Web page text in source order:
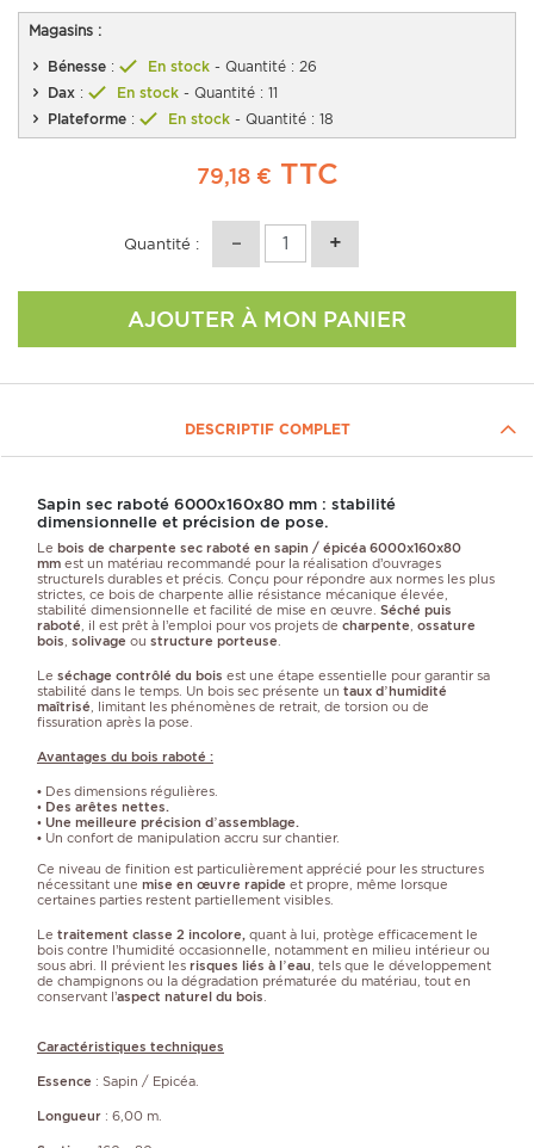
Magasins :
Bénesse : En stock - Quantité : 26
Dax : En stock - Quantité : 11
Plateforme : En stock - Quantité : 18
79,18 € TTC
Quantité :
AJOUTER À MON PANIER
DESCRIPTIF COMPLET
Sapin sec raboté 6000x160x80 mm : stabilité
dimensionnelle et précision de pose.
Le bois de charpente sec raboté en sapin / épicéa 6000x160x80
mm est un matériau recommandé pour la réalisation d’ouvrages
structurels durables et précis. Conçu pour répondre aux normes les plus
strictes, ce bois de charpente allie résistance mécanique élevée,
stabilité dimensionnelle et facilité de mise en œuvre. Séché puis
raboté , il est prêt à l’emploi pour vos projets de charpente ossature
bois solivage ou structure porteuse
Le séchage contrôlé du bois est une étape essentielle pour garantir sa
stabilité dans le temps. Un bois sec présente un taux d’humidité
maîtrisé , limitant les phénomènes de retrait, de torsion ou de
fissuration après la pose.
Avantages du bois raboté :
• Des dimensions régulières.
• Des arêtes nettes.
• Une meilleure précision d’assemblage.
• Un confort de manipulation accru sur chantier.
Ce niveau de finition est particulièrement apprécié pour les structures
nécessitant une mise en œuvre rapide et propre, même lorsque
certaines parties restent partiellement visibles.
Le traitement classe 2 incolore, quant à lui, protège efficacement le
bois contre l’humidité occasionnelle, notamment en milieu intérieur ou
sous abri. Il prévient les risques liés à l’eau , tels que le développement
de champignons ou la dégradation prématurée du matériau, tout en
conservant l’aspect naturel du bois
Caractéristiques techniques
Essence : Sapin / Epicéa.
Longueur : 6,00 m.